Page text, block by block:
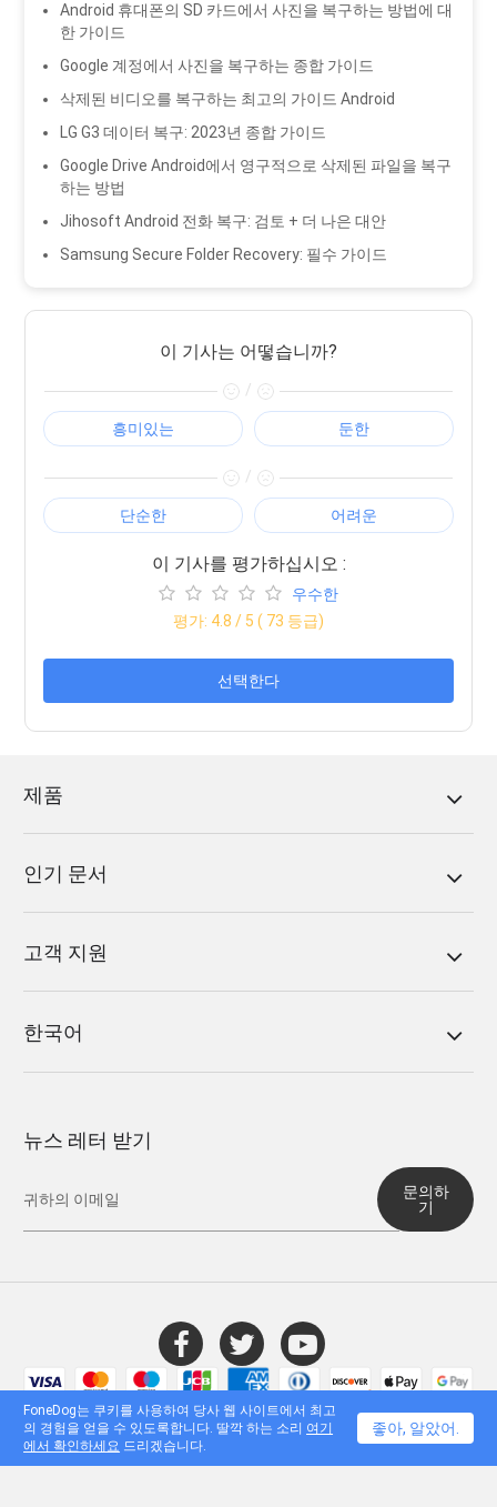
Android 휴대폰의 SD 카드에서 사진을 복구하는 방법에 대
한 가이드
Google 계정에서 사진을 복구하는 종합 가이드
삭제된 비디오를 복구하는 최고의 가이드 Android
LG G3 데이터 복구: 2023년 종합 가이드
Google Drive Android에서 영구적으로 삭제된 파일을 복구
하는 방법
Jihosoft Android 전화 복구: 검토 + 더 나은 대안
Samsung Secure Folder Recovery: 필수 가이드
이 기사는 어떻습니까?
/
흥미있는 둔한
/
단순한 어려운
이 기사를 평가하십시오 :
우수한
평가: 4.8 / 5 ( 73 등급)
선택한다
제품
인기 문서
고객 지원
한국어
뉴스 레터 받기
문의하
기
© 2016 - 2026 FoneDog Technology Limited, 홍콩. 모든 권리 보유.
FoneDog는 쿠키를 사용하여 당사 웹 사이트에서 최고
의 경험을 얻을 수 있도록합니다. 딸깍 하는 소리 여기
에서 확인하세요 드리겠습니다.
좋아, 알았어.